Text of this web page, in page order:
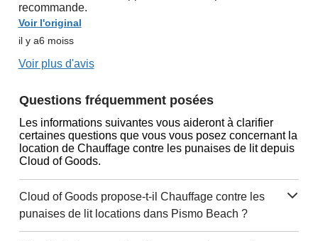
recommande.
Voir l'original
il y a6 moiss
Voir plus d'avis
Questions fréquemment posées
Les informations suivantes vous aideront à clarifier
certaines questions que vous vous posez concernant la
location de Chauffage contre les punaises de lit depuis
Cloud of Goods.
Cloud of Goods propose-t-il Chauffage contre les
punaises de lit locations dans Pismo Beach ?